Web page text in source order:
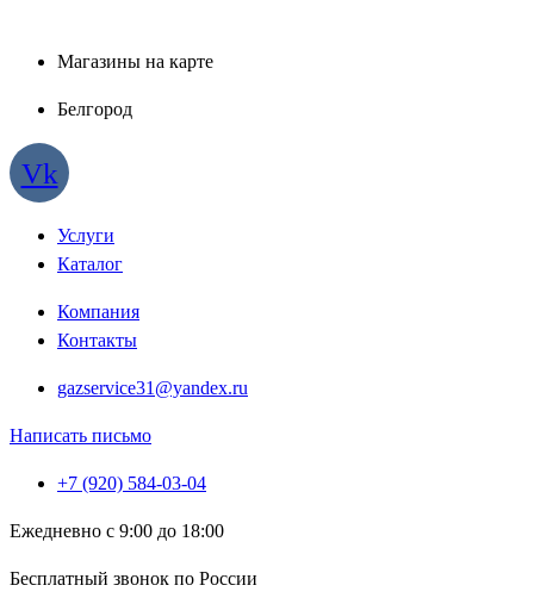
Магазины на карте
Белгород
Vk
Услуги
Каталог
Компания
Контакты
gazservice31@yandex.ru
Написать письмо
+7 (920) 584-03-04
Ежедневно с 9:00 до 18:00
Бесплатный звонок по России